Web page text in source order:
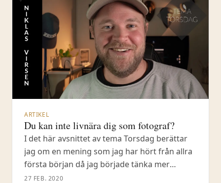
tid av kris för många,
ARTIKEL
Du kan inte livnära dig som fotograf?
I det här avsnittet av tema Torsdag berättar
jag om en mening som jag har hört från allra
första början då jag började tänka mer
inriktat mot natufotografering. \"Det går inte
27 FEB. 2020